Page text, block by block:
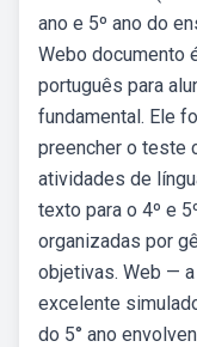
ano e 5º ano do
Webo documento
português para
fundamental. Ele
preencher o teste
atividades de
texto para o 4º e
organizadas por
objetivas. Web —
excelente
do 5° ano